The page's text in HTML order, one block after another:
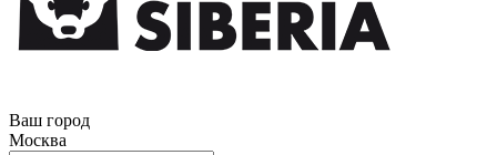
Ваш город
Москва